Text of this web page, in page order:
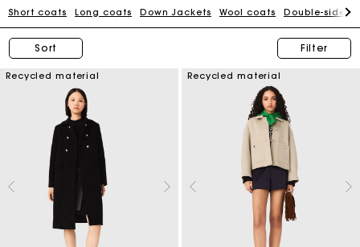
Short coats Long coats Down Jackets Wool coats Double-sided
Sort Filter
Recycled material Recycled material